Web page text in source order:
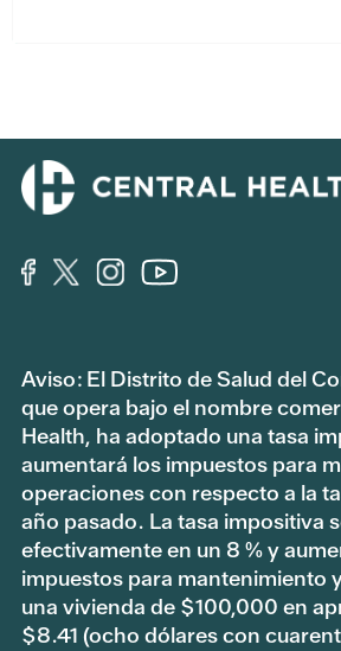
Aviso: El Distrito de Salud del
que opera bajo el nombre
Health, ha adoptado una tasa
aumentará los impuestos para
operaciones con respecto a la
año pasado. La tasa impositiva
efectivamente en un 8 % y
impuestos para mantenimiento
una vivienda de $100,000 en
$8.41 (ocho dólares con